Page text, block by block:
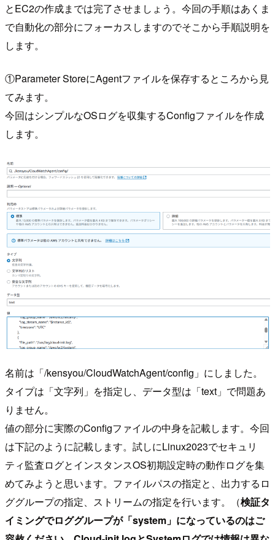
とEC2の作成までは完了させましょう。今回の手順はあくま
で自動化の部分にフォーカスしますのでそこから手順説明を
します。
①Parameter StoreにAgentファイルを保存するところから見
てみます。
今回はシンプルなOSログを収集するConfigファイルを作成
します。
名前は「/kensyou/CloudWatchAgent/config」にしました。
タイプは「文字列」を指定し、データ型は「text」で問題あ
りません。
値の部分に実際のConfigファイルの中身を記載します。今回
は下記のように記載します。試しにLinux2023でセキュリ
ティ監査ログとインスタンスOS初期設定時の動作ログを集
めてみようと思います。ファイルパスの指定と、出力するロ
ググループの指定、ストリームの指定を行います。（検証タ
イミングでロググループが「system」になっているのはご